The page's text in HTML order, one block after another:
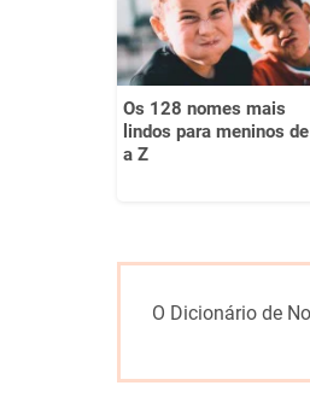
Os 128 nomes mais
lindos para meninos
a Z
O Dicionário de